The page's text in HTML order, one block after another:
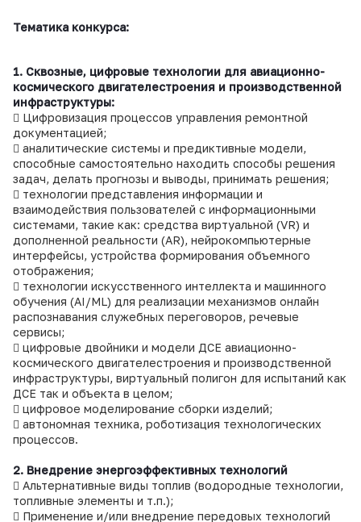
Тематика конкурса:
1. Сквозные, цифровые технологии для авиационно-
космического двигателестроения и производственной
инфраструктуры:
 Цифровизация процессов управления ремонтной
документацией;
 аналитические системы и предиктивные модели,
способные самостоятельно находить способы решения
задач, делать прогнозы и выводы, принимать решения;
 технологии представления информации и
взаимодействия пользователей с информационными
системами, такие как: средства виртуальной (VR) и
дополненной реальности (AR), нейрокомпьютерные
интерфейсы, устройства формирования объемного
отображения;
 технологии искусственного интеллекта и машинного
обучения (AI/ML) для реализации механизмов онлайн
распознавания служебных переговоров, речевые
сервисы;
 цифровые двойники и модели ДСЕ авиационно-
космического двигателестроения и производственной
инфраструктуры, виртуальный полигон для испытаний как
ДСЕ так и объекта в целом;
 цифровое моделирование сборки изделий;
 автономная техника, роботизация технологических
процессов.
2. Внедрение энергоэффективных технологий
 Альтернативные виды топлив (водородные технологии,
топливные элементы и т.п.);
 Применение и/или внедрение передовых технологий